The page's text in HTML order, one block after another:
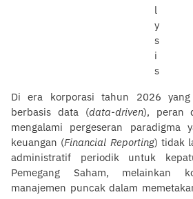
Di era korporasi tahun 2026
berbasis data (data-driven), peran
mengalami pergeseran paradigma
keuangan (Financial Reporting) tidak
administratif periodik untuk
Pemegang Saham, melainkan
manajemen puncak dalam